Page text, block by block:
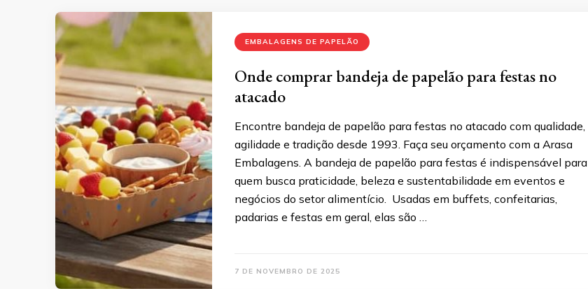
EMBALAGENS DE PAPELÃO
Onde comprar bandeja de papelão para festas no
atacado
Encontre bandeja de papelão para festas no atacado com qualidade,
agilidade e tradição desde 1993. Faça seu orçamento com a Arasa
Embalagens. A bandeja de papelão para festas é indispensável para
quem busca praticidade, beleza e sustentabilidade em eventos e
negócios do setor alimentício. Usadas em buffets, confeitarias,
padarias e festas em geral, elas são …
7 DE NOVEMBRO DE 2025